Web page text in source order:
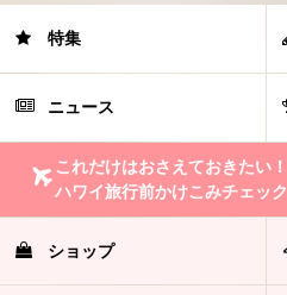
特集
ニュース
これだけはおさえておきたい！
ハワイ旅行前かけこみチェック
ショップ